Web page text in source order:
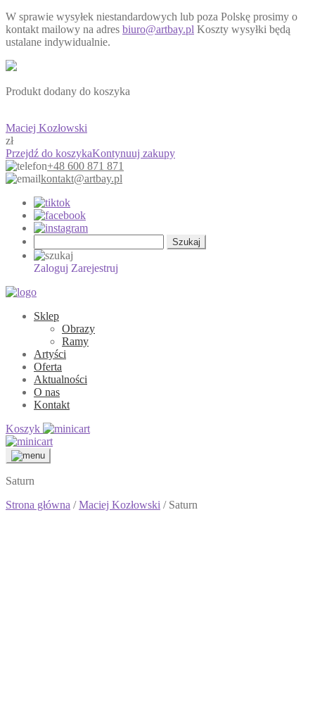
W sprawie wysyłek niestandardowych lub poza Polskę prosimy o
kontakt mailowy na adres biuro@artbay.pl Koszty wysyłki będą
ustalane indywidualnie.
Produkt dodany do koszyka
Maciej Kozłowski
zł
Przejdź do koszykaKontynuuj zakupy
+48 600 871 871
kontakt@artbay.pl
Zaloguj Zarejestruj
Sklep
Obrazy
Ramy
Artyści
Oferta
Aktualności
O nas
Kontakt
Koszyk
Saturn
Strona główna /Maciej Kozłowski / Saturn